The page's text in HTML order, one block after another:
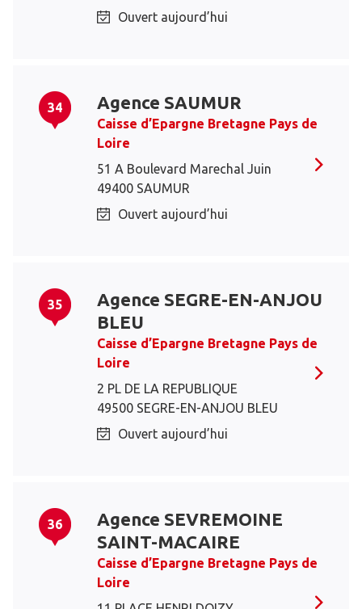
Ouvert aujourd’hui
34 Agence SAUMUR
Caisse d’Epargne Bretagne Pays de
Loire
51 A Boulevard Marechal Juin
49400 SAUMUR
Ouvert aujourd’hui
35
Agence SEGRE-EN-ANJOU
BLEU
Caisse d’Epargne Bretagne Pays de
Loire
2 PL DE LA REPUBLIQUE
49500 SEGRE-EN-ANJOU BLEU
Ouvert aujourd’hui
36
Agence SEVREMOINE
SAINT-MACAIRE
Caisse d’Epargne Bretagne Pays de
Loire